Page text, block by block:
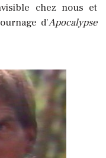
chez nous et
d’Apocalypse